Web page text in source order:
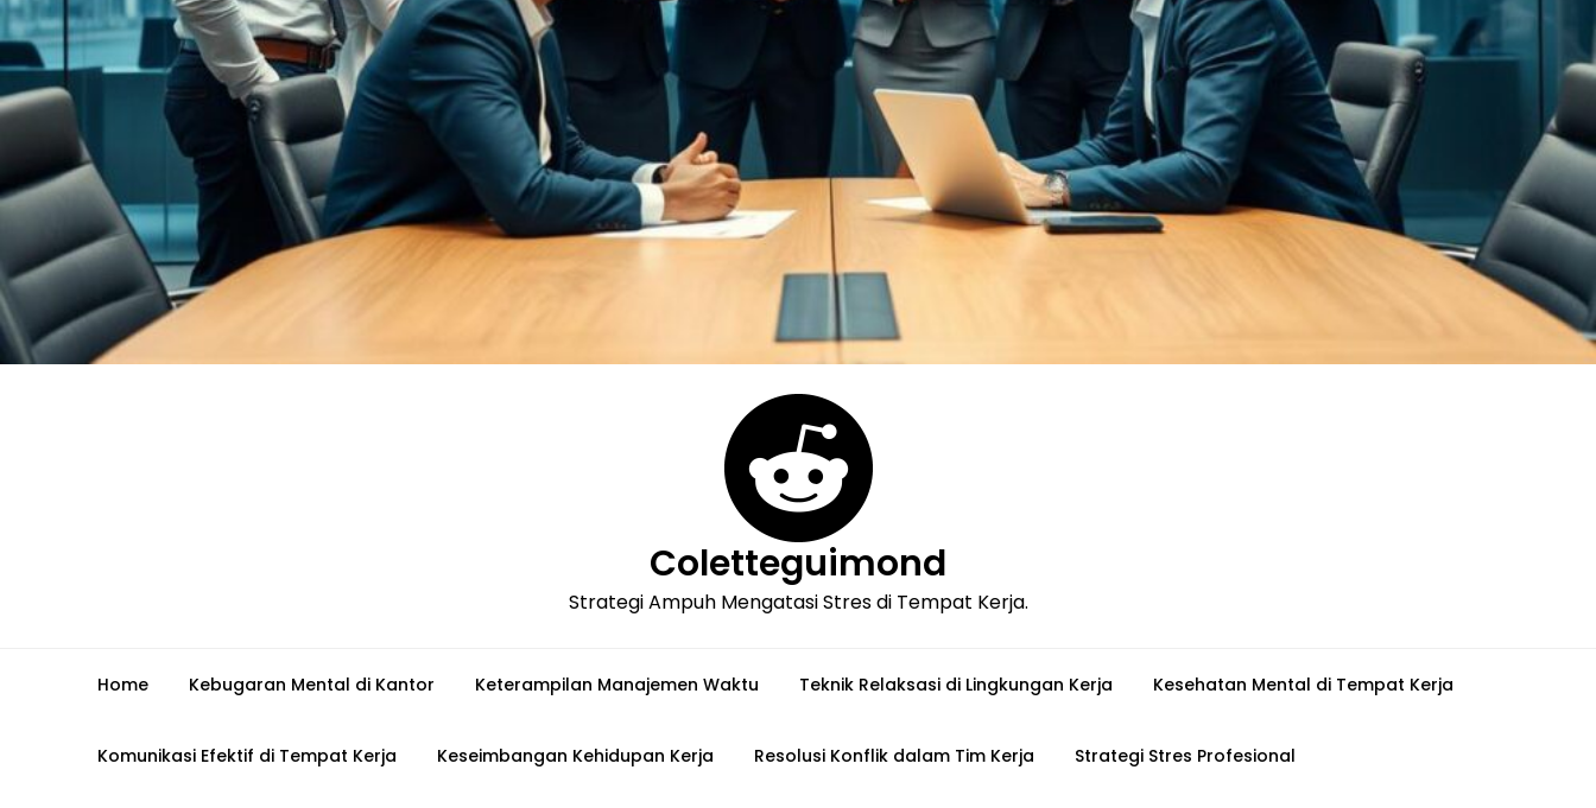
Coletteguimond
Strategi Ampuh Mengatasi Stres di Tempat Kerja.
Home Kebugaran Mental di Kantor Keterampilan Manajemen Waktu Teknik Relaksasi di Lingkungan Kerja Kesehatan Mental di Tempat Kerja
Komunikasi Efektif di Tempat Kerja Keseimbangan Kehidupan Kerja Resolusi Konflik dalam Tim Kerja Strategi Stres Profesional